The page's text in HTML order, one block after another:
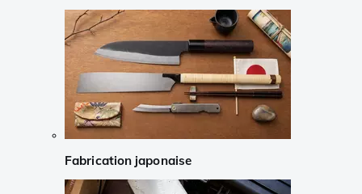
Fabrication japonaise